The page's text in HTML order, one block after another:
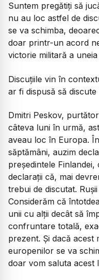
Suntem pregătiți să
nu au loc astfel de
se va schimba,
doar printr-un acord
victorie militară a
Discuțiile vin în
ar fi dispusă să
Dmitri Peskov,
câteva luni în urmă,
aveau loc în Europa.
săptămâni, auzim
președintele
declarații că, mai
trebui de discutat.
Considerăm că
unii cu alții decât să
confruntare totală,
prezent. Și dacă acest
europenilor se va
doar vom saluta acest